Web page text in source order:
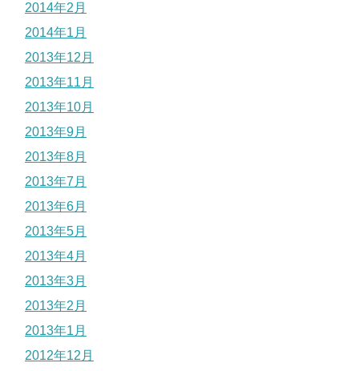
2014年2月
2014年1月
2013年12月
2013年11月
2013年10月
2013年9月
2013年8月
2013年7月
2013年6月
2013年5月
2013年4月
2013年3月
2013年2月
2013年1月
2012年12月